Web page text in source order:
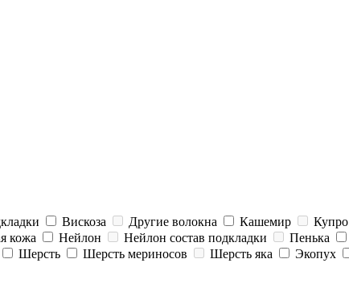
Вискоза Другие волокна Кашемир Купро
кожа Нейлон Нейлон состав подкладки Пенька
Шерсть Шерсть мериносов Шерсть яка Экопух